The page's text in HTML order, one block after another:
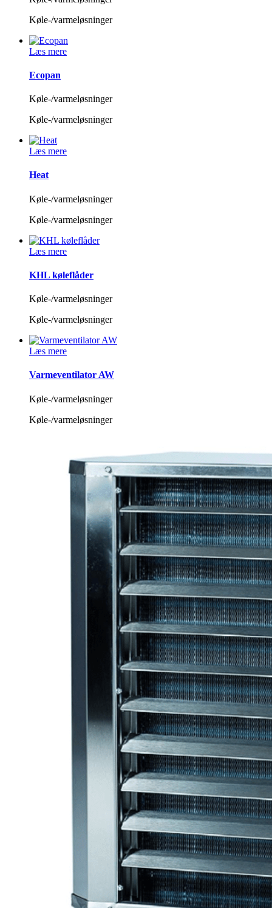
Køle-/varmeløsninger
Læs mere
Ecopan
Køle-/varmeløsninger
Køle-/varmeløsninger
Læs mere
Heat
Køle-/varmeløsninger
Køle-/varmeløsninger
Læs mere
KHL køleflåder
Køle-/varmeløsninger
Køle-/varmeløsninger
Læs mere
Varmeventilator AW
Køle-/varmeløsninger
Køle-/varmeløsninger